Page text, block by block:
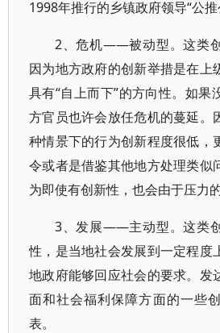
1998年推行的乡镇政府领导“公推
2、危机——被动型。这类
因为地方政府的创新举措是在上
具有“自上而下”的方向性。如果
方官员也许会放任危机的蔓延。
种情景下的行为创新程度很低，
令或者是借鉴其他地方处理类似
为即使有创新性，也会由于压力
3、发展——主动型。这类
性，是当地社会发展到一定程度
地政府能够回应社会的要求。发
面和社会福利保障方面的一些
表。